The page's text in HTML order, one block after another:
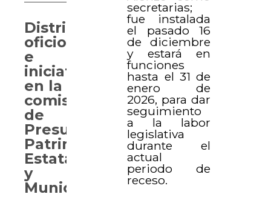
secretarias;
fue instalada
el pasado 16
de diciembre
y estará en
funciones
hasta el 31 de
enero de
2026, para dar
seguimiento
a la labor
legislativa
durante el
actual
periodo de
receso.
Distribuyen
oficios
e
iniciativas
en la
comisión
de
Presupuesto,
Patrimonio
Estatal
y
Municipal